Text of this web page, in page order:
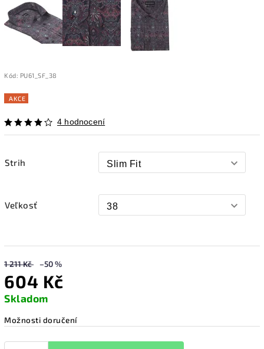
Kód: PU61_SF_38
AKCE
4 hodnocení
Strih
Veľkosť
1 211 Kč –50 %
604 Kč
Skladom
Možnosti doručení